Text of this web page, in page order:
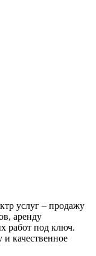
услуг – продажу
аренду
работ под ключ.
качественное